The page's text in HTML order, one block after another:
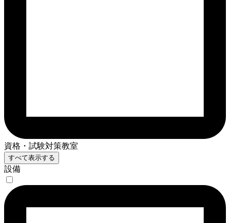
資格・試験対策教室
すべて表示する
設備